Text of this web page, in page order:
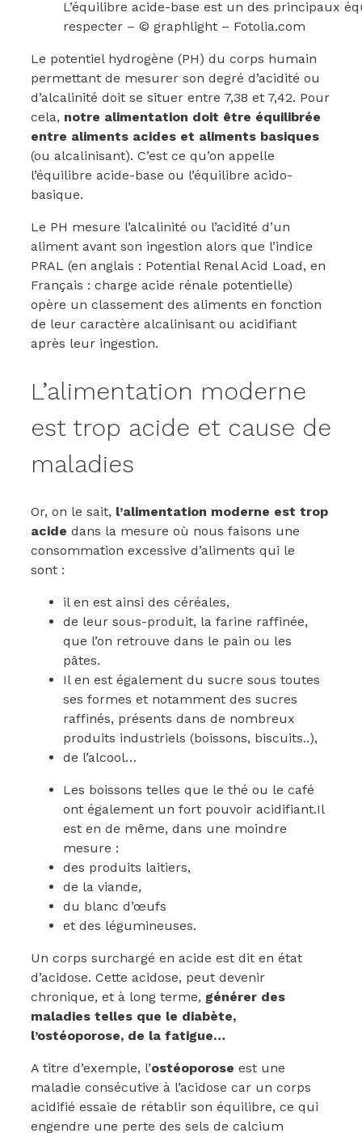
L’équilibre acide-base est un des principaux
respecter – © graphlight – Fotolia.com
Le potentiel hydrogène (PH) du corps humain
permettant de mesurer son degré d’acidité ou
d’alcalinité doit se situer entre 7,38 et 7,42. Pour
cela, notre alimentation doit être équilibrée
entre aliments acides et aliments basiques
(ou alcalinisant). C’est ce qu’on appelle
l’équilibre acide-base ou l’équilibre acido-
basique.
Le PH mesure l’alcalinité ou l’acidité d’un
aliment avant son ingestion alors que l’indice
PRAL (en anglais : Potential Renal Acid Load, en
Français : charge acide rénale potentielle)
opère un classement des aliments en fonction
de leur caractère alcalinisant ou acidifiant
après leur ingestion.
L’alimentation moderne
est trop acide et cause de
maladies
Or, on le sait, l’alimentation moderne est trop
acide dans la mesure où nous faisons une
consommation excessive d’aliments qui le
sont :
il en est ainsi des céréales,
de leur sous-produit, la farine raffinée,
que l’on retrouve dans le pain ou les
pâtes.
Il en est également du sucre sous toutes
ses formes et notamment des sucres
raffinés, présents dans de nombreux
produits industriels (boissons, biscuits..),
de l’alcool…
Les boissons telles que le thé ou le café
ont également un fort pouvoir acidifiant.Il
est en de même, dans une moindre
mesure :
des produits laitiers,
de la viande,
du blanc d’œufs
et des légumineuses.
Un corps surchargé en acide est dit en état
d’acidose. Cette acidose, peut devenir
chronique, et à long terme, générer des
maladies telles que le diabète,
l’ostéoporose, de la fatigue…
A titre d’exemple, l’ostéoporose est une
maladie consécutive à l’acidose car un corps
acidifié essaie de rétablir son équilibre, ce qui
engendre une perte des sels de calcium